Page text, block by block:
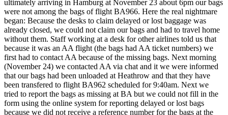
ultimately arriving in Hamburg at November 23 about 6pm our bags
were not among the bags of flight BA966. Here the real nightmare
began: Because the desks to claim delayed or lost baggage was
already closed, we could not claim our bags and had to travel home
without them. Staff working at a desk for other airlines told us that
because it was an AA flight (the bags had AA ticket numbers) we
first had to contact AA because of the missing bags. Next morning
(November 24) we contacted AA via chat and it we were informed
that our bags had been unloaded at Heathrow and that they have
been transfered to flight BA962 scheduled for 9:40am. Next we
tried to report the bags as missing at BA but we could not fill in the
form using the online system for reporting delayed or lost bags
because we did not receive a reference number for the bags at the